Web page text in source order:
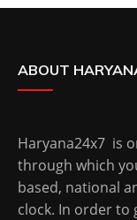
ABOUT
Haryana24x7 is
through which
based, national
clock. In order